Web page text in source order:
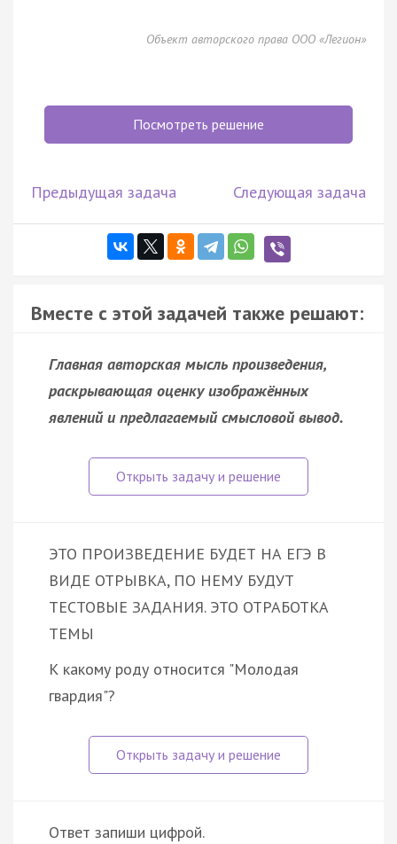
Объект авторского права ООО «Легион»
Посмотреть решение
Предыдущая задача Следующая задача
Вместе с этой задачей также решают:
Главная авторская мысль произведения,
раскрывающая оценку изображённых
явлений и предлагаемый смысловой вывод.
ЭТО ПРОИЗВЕДЕНИЕ БУДЕТ НА ЕГЭ В
ВИДЕ ОТРЫВКА, ПО НЕМУ БУДУТ
ТЕСТОВЫЕ ЗАДАНИЯ. ЭТО ОТРАБОТКА
ТЕМЫ
К какому роду относится "Молодая
гвардия"?
Ответ запиши цифрой.